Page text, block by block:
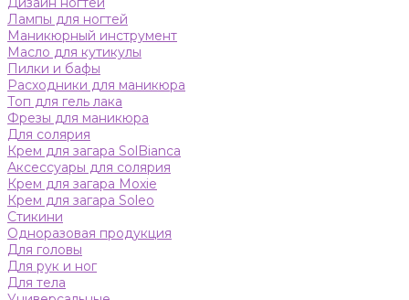
Лампы для ногтей
Маникюрный инструмент
Масло для кутикулы
Пилки и бафы
Расходники для маникюра
Топ для гель лака
Фрезы для маникюра
Для солярия
Крем для загара SolBianca
Аксессуары для солярия
Крем для загара Moxie
Крем для загара Soleo
Стикини
Одноразовая продукция
Для головы
Для рук и ног
Для тела